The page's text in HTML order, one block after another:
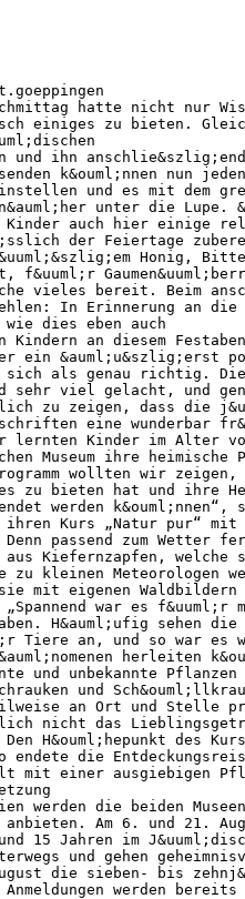
hatte nicht nur
einiges zu bieten.
und ihn
k&ouml;nnen nun
und es mit dem
unter die Lupe.
auch hier einige
der Feiertage
Honig,
f&uuml;r
vieles bereit. Beim
In Erinnerung an die
dies eben auch
Kindern an diesem
ein &auml;u&szlig;erst
sich als genau richtig.
sehr viel gelacht, und
zu zeigen, dass die
eine wunderbar
lernten Kinder im Alter
Museum ihre
wollten wir zeigen,
zu bieten hat und ihre
werden k&ouml;nnen“, so
ihren Kurs „Natur pur“
passend zum Wetter
Kiefernzapfen, welche
zu kleinen Meteorologen
mit eigenen Waldbildern
war es f&uuml;r
H&auml;ufig sehen
Tiere an, und so war es
herleiten
und unbekannte Pflanzen
und
an Ort und Stelle
nicht das
H&ouml;hepunkt des
endete die
mit einer ausgiebigen
werden die beiden
anbieten. Am 6. und 21.
15 Jahren im
und gehen
die sieben- bis
werden